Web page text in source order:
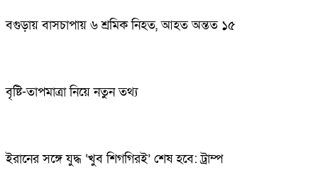
বগুড়ায় বাসচাপায় ৬ শ্রমিক নিহত, আহত অন্তত ১৫
বৃষ্টি-তাপমাত্রা নিয়ে নতুন তথ্য
ইরানের সঙ্গে যুদ্ধ ‘খুব শিগগিরই’ শেষ হবে: ট্রাম্প